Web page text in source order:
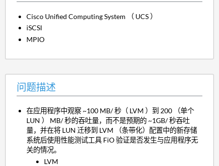
Cisco Unified Computing System （ UCS ）
iSCSI
MPIO
问题描述
在应用程序中观察 ~100 MB/ 秒（ LVM ）到 200 （单个
LUN ） MB/ 秒的吞吐量，而不是预期的 ~1GB/ 秒吞吐
量，并在将 LUN 迁移到 LVM （条带化）配置中的新存储
系统后使用性能测试工具 FiO 验证是否发生与应用程序无
关的情况。
LVM